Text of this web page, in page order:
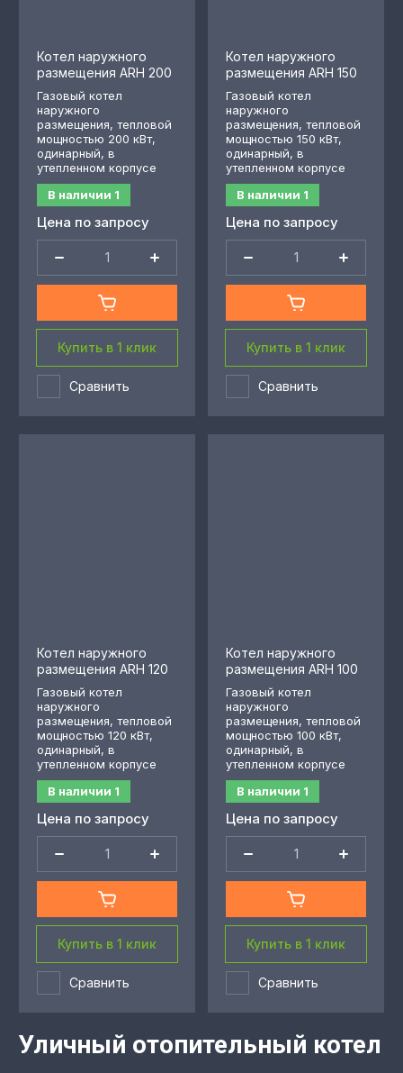
Котел наружного
размещения ARH 200
Газовый котел
наружного
размещения, тепловой
мощностью 200 кВт,
одинарный, в
утепленном корпусе
В наличии 1
Цена по запросу
Купить в 1 клик
Сравнить
Котел наружного
размещения ARH 150
Газовый котел
наружного
размещения, тепловой
мощностью 150 кВт,
одинарный, в
утепленном корпусе
В наличии 1
Цена по запросу
Купить в 1 клик
Сравнить
Котел наружного
размещения ARH 120
Газовый котел
наружного
размещения, тепловой
мощностью 120 кВт,
одинарный, в
утепленном корпусе
В наличии 1
Цена по запросу
Купить в 1 клик
Сравнить
Котел наружного
размещения ARH 100
Газовый котел
наружного
размещения, тепловой
мощностью 100 кВт,
одинарный, в
утепленном корпусе
В наличии 1
Цена по запросу
Купить в 1 клик
Сравнить
Уличный отопительный котел